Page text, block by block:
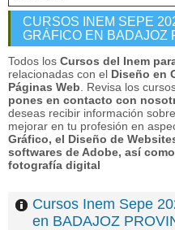
CURSOS INEM SEPE
GRÁFICO EN BADAJOZ
Todos los Cursos del Inem
relacionadas con el Diseño en
Páginas Web . Revisa los
pones en contacto con
deseas recibir información
mejorar en tu profesión en
Gráfico, el Diseño de
softwares de Adobe, así
fotografía digital
Cursos Inem Sepe
en BADAJOZ